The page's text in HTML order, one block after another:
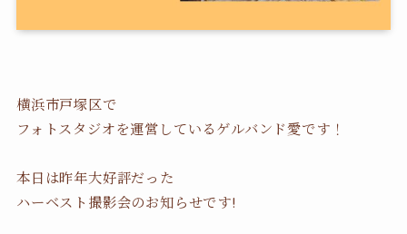
横浜市戸塚区で
フォトスタジオを運営しているゲルバンド愛です！
本日は昨年大好評だった
ハーベスト撮影会のお知らせです!